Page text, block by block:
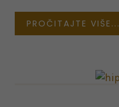
PROČITAJTE VIŠE...